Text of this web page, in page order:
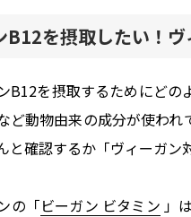
B12を摂取したい！
B12を摂取するためにど
ど動物由来の成分が使われ
と確認するか「ヴィーガン
の「ビーガン ビタミン 」